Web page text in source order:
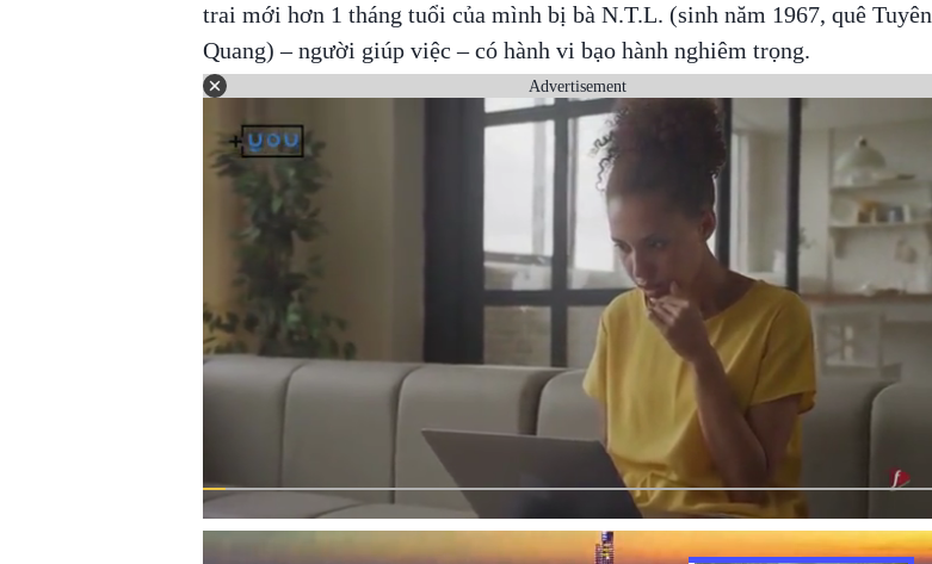
trai mới hơn 1 tháng tuổi của mình bị bà N.T.L. (sinh năm 1967, quê Tuyên
Quang) – người giúp việc – có hành vi bạo hành nghiêm trọng.
Advertisement